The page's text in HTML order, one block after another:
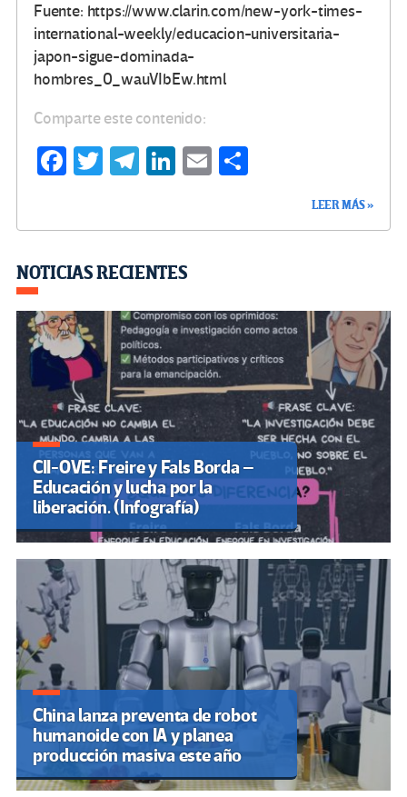
Fuente: https://www.clarin.com/new-york-times-
international-weekly/educacion-universitaria-
japon-sigue-dominada-
hombres_0_wauVIbEw.html
Comparte este contenido:
Fa
o
k
T
Te
m
Li
n
E
tir
LEER MÁS »
NOTICIAS RECIENTES
CII-OVE: Freire y Fals Borda –
Educación y lucha por la
liberación. (Infografía)
China lanza preventa de robot
humanoide con IA y planea
producción masiva este año